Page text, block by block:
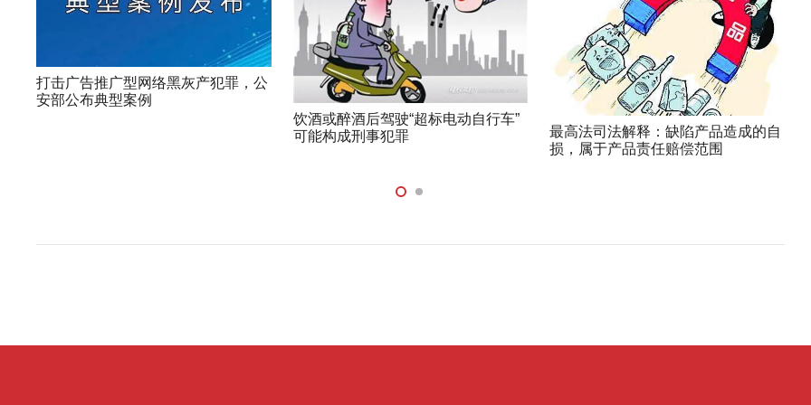
打击广告推广型网络黑灰产犯罪，公
安部公布典型案例
饮酒或醉酒后驾驶“超标电动自行车”
可能构成刑事犯罪
最高法司法解释：缺陷产品造成的自
损，属于产品责任赔偿范围